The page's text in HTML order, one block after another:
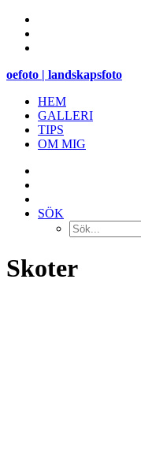
oefoto | landskapsfoto
HEM
GALLERI
TIPS
OM MIG
SÖK
Skoter